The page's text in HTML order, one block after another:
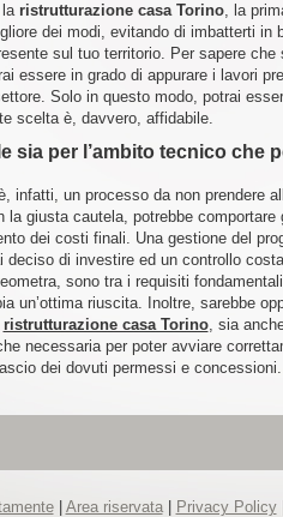
la ristrutturazione casa Torino, la
dei modi, evitando di imbatterti in
sul tuo territorio. Per sapere che
essere in grado di appurare i lavori
Solo in questo modo, potrai
scelta è, davvero, affidabile.
sia per l’ambito tecnico che
infatti, un processo da non prendere
giusta cautela, potrebbe comportare
dei costi finali. Una gestione del
deciso di investire ed un controllo
sono tra i requisiti
un’ottima riuscita. Inoltre, sarebbe
ristrutturazione casa Torino, sia
necessaria per poter avviare
dei dovuti permessi e concessioni.
| Area riservata| Privacy Policy|